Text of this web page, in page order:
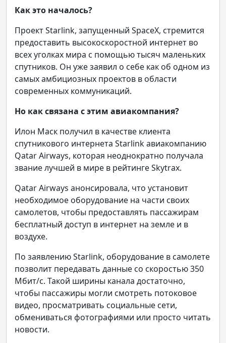
Как это началось?
Проект Starlink, запущенный SpaceX, стремится
предоставить высокоскоростной интернет во
всех уголках мира с помощью тысяч маленьких
спутников. Он уже заявил о себе как об одном из
самых амбициозных проектов в области
современных коммуникаций.
Но как связана с этим авиакомпания?
Илон Маск получил в качестве клиента
спутникового интернета Starlink авиакомпанию
Qatar Airways, которая неоднократно получала
звание лучшей в мире в рейтинге Skytrax.
Qatar Airways анонсировала, что установит
необходимое оборудование на части своих
самолетов, чтобы предоставлять пассажирам
бесплатный доступ в интернет на земле и в
воздухе.
По заявлению Starlink, оборудование в самолете
позволит передавать данные со скоростью 350
Мбит/с. Такой ширины канала достаточно,
чтобы пассажиры могли смотреть потоковое
видео, просматривать социальные сети,
обмениваться фотографиями или просто читать
новости.